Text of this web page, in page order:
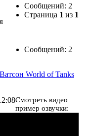
Сообщений: 2
Страница 1 из 1
Сообщений: 2
World of Tanks
Смотреть видео
пример озвучки: